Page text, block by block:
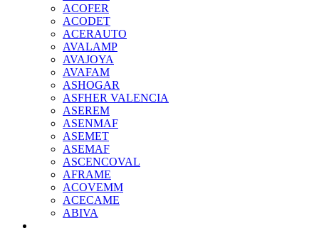
ACOFER
ACODET
ACERAUTO
AVALAMP
AVAJOYA
AVAFAM
ASHOGAR
ASFHER VALENCIA
ASEREM
ASENMAF
ASEMET
ASEMAF
ASCENCOVAL
AFRAME
ACOVEMM
ACECAME
ABIVA